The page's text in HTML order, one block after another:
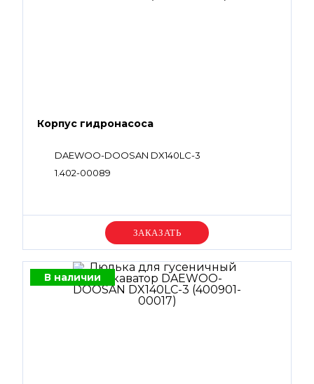
Корпус гидронасоса
DAEWOO-DOOSAN DX140LC-3
1.402-00089
Уточняйте цену
В наличии